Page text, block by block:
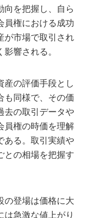
向を把握し、自ら
員権における成功
が市場で取引され
響される。
産の評価手段とし
も同様で、その価
去の取引データや
員権の時価を理解
ある。取引実績や
との相場を把握す
の登場は価格に大
は急激な値上がり